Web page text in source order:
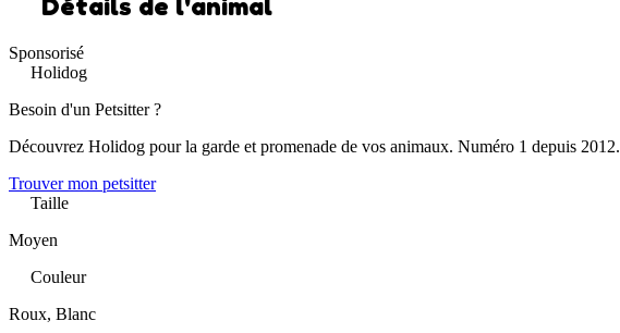
Détails de l'animal
Sponsorisé
Holidog
Besoin d'un Petsitter ?
Découvrez Holidog pour la garde et promenade de vos animaux. Numéro 1 depuis 2012.
Trouver mon petsitter
Taille
Moyen
Couleur
Roux, Blanc